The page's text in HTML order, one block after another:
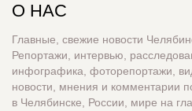
О НАС
Главные, свежие новости
Репортажи, интервью,
инфографика, фоторепортажи,
новости, мнения и комментарии
в Челябинске, России, мире на